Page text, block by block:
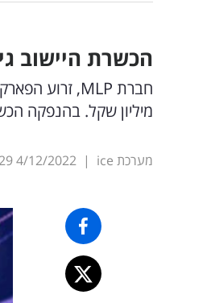
הכשרת היישוב גייסה 140
מיליון שקל. בהנפקה
מערכת ice |
4/12/2022